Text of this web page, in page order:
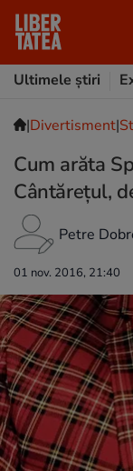
Ultimele știri
|Divertisment|
Cum arăta
Cântărețul,
Petre
01 nov. 2016, 21:40